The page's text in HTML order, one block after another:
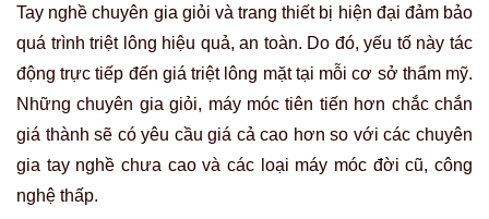
Tay nghề chuyên gia giỏi và trang thiết bị hiện đại đảm bảo
quá trình triệt lông hiệu quả, an toàn. Do đó, yếu tố này tác
động trực tiếp đến giá triệt lông mặt tại mỗi cơ sở thẩm mỹ.
Những chuyên gia giỏi, máy móc tiên tiến hơn chắc chắn
giá thành sẽ có yêu cầu giá cả cao hơn so với các chuyên
gia tay nghề chưa cao và các loại máy móc đời cũ, công
nghệ thấp.